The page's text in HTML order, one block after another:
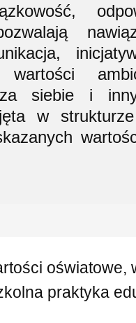
za siebie i
w
oświatowe,
praktyka